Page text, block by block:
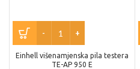
Einhell višenamjenska pila testera
TE-AP 950 E